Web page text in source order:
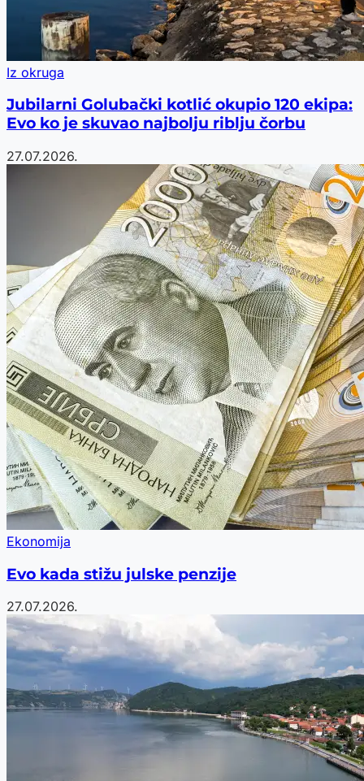
Iz okruga
Jubilarni Golubački kotlić okupio 120 ekipa:
Evo ko je skuvao najbolju riblju čorbu
27.07.2026.
Ekonomija
Evo kada stižu julske penzije
27.07.2026.